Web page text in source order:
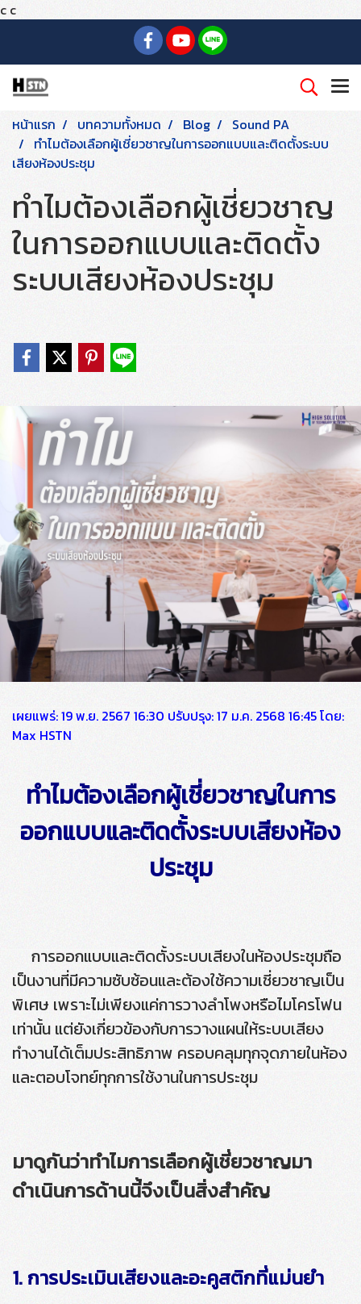
c c
หน้าแรก บทความทั้งหมด Blog
Sound PA
ทำไมต้องเลือกผู้เชี่ยวชาญในการออกแบบและติดตั้งระบบ
เสียงห้องประชุม
ทำไมต้องเลือกผู้เชี่ยวชาญ
ในการออกแบบและติดตั้ง
ระบบเสียงห้องประชุม
เผยแพร่: 19 พ.ย. 2567 16:30 ปรับปรุง: 17 ม.ค. 2568 16:45 โดย:
Max HSTN
ทำไมต้องเลือกผู้เชี่ยวชาญในการ
ออกแบบและติดตั้งระบบเสียงห้อง
ประชุม
การออกแบบและติดตั้งระบบเสียงในห้องประชุมถือ
เป็นงานที่มีความซับซ้อนและต้องใช้ความเชี่ยวชาญเป็น
พิเศษ เพราะไม่เพียงแค่การวางลำโพงหรือไมโครโฟน
เท่านั้น แต่ยังเกี่ยวข้องกับการวางแผนให้ระบบเสียง
ทำงานได้เต็มประสิทธิภาพ ครอบคลุมทุกจุดภายในห้อง
และตอบโจทย์ทุกการใช้งานในการประชุม
มาดูกันว่าทำไมการเลือกผู้เชี่ยวชาญมา
ดำเนินการด้านนี้จึงเป็นสิ่งสำคัญ
1. การประเมินเสียงและอะคูสติกที่แม่นยำ